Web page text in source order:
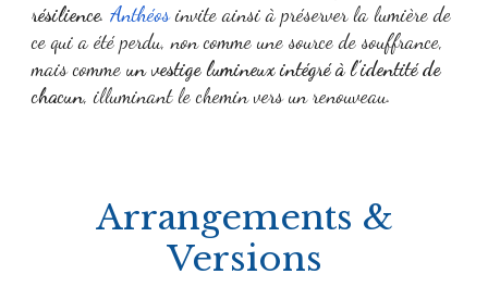
résilience.Anthéosinvite ainsi à préserver la lumière de
ce qui a été perdu, non comme une source de souffrance,
mais commeun vestige lumineux intégré à l’identité de
chacun, illuminant le chemin vers un renouveau.
Arrangements &
Versions